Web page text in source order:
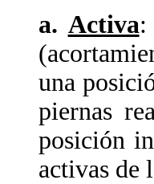
a. Activa:
una
piernas
posición
activas de